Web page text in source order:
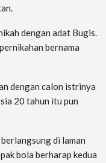
dengan adat Bugis.
bernama
dengan calon istrinya
20 tahun itu pun
di laman
bola berharap kedua